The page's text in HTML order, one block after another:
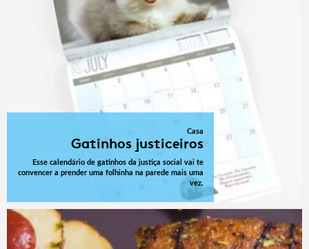
Casa
Gatinhos justiceiros
Esse calendário de gatinhos da justiça social vai te
convencer a prender uma folhinha na parede mais uma
vez.